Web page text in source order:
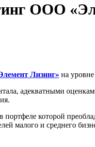
ООО
Лизинг» на
адекватными
которой
малого и среднего